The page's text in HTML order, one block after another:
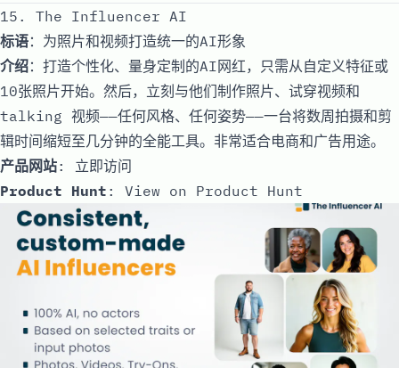
15. The Influencer AI
标语：为照片和视频打造统一的AI形象
介绍：打造个性化、量身定制的AI网红，只需从自定义特征或
10张照片开始。然后，立刻与他们制作照片、试穿视频和
talking 视频——任何风格、任何姿势——一台将数周拍摄和剪
辑时间缩短至几分钟的全能工具。非常适合电商和广告用途。
产品网站: 立即访问
Product Hunt : View on Product Hunt